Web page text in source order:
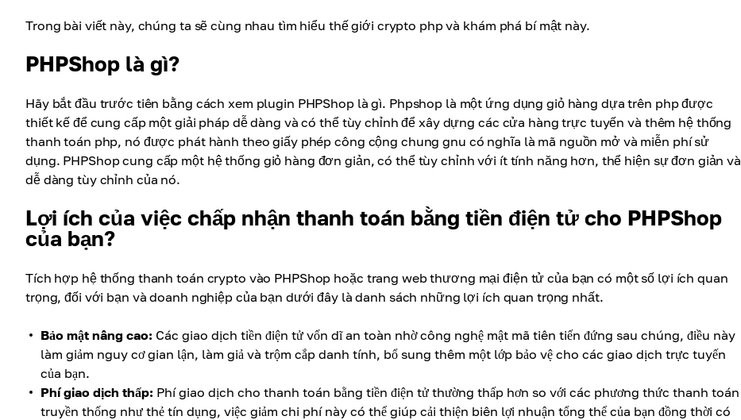
Trong bài viết này, chúng ta sẽ cùng nhau tìm hiểu thế giới crypto php và khám phá bí mật này.
PHPShop là gì?
Hãy bắt đầu trước tiên bằng cách xem plugin PHPShop là gì. Phpshop là một ứng dụng giỏ hàng dựa trên php được
thiết kế để cung cấp một giải pháp dễ dàng và có thể tùy chỉnh để xây dựng các cửa hàng trực tuyến và thêm hệ thống
thanh toán php, nó được phát hành theo giấy phép công cộng chung gnu có nghĩa là mã nguồn mở và miễn phí sử
dụng. PHPShop cung cấp một hệ thống giỏ hàng đơn giản, có thể tùy chỉnh với ít tính năng hơn, thể hiện sự đơn giản và
dễ dàng tùy chỉnh của nó.
Lợi ích của việc chấp nhận thanh toán bằng tiền điện tử cho PHPShop
của bạn?
Tích hợp hệ thống thanh toán crypto vào PHPShop hoặc trang web thương mại điện tử của bạn có một số lợi ích quan
trọng, đối với bạn và doanh nghiệp của bạn dưới đây là danh sách những lợi ích quan trọng nhất.
Bảo mật nâng cao: Các giao dịch tiền điện tử vốn dĩ an toàn nhờ công nghệ mật mã tiên tiến đứng sau chúng, điều này
làm giảm nguy cơ gian lận, làm giả và trộm cắp danh tính, bổ sung thêm một lớp bảo vệ cho các giao dịch trực tuyến
của bạn.
Phí giao dịch thấp: Phí giao dịch cho thanh toán bằng tiền điện tử thường thấp hơn so với các phương thức thanh toán
truyền thống như thẻ tín dụng, việc giảm chi phí này có thể giúp cải thiện biên lợi nhuận tổng thể của bạn đồng thời có